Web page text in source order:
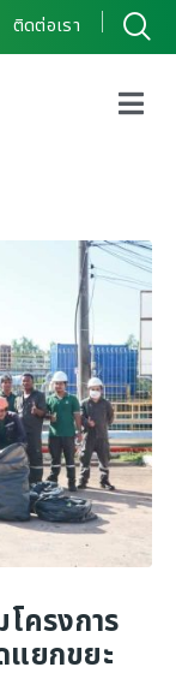
ติดต่อเรา
คัด
ครงการ
แยกขยะ